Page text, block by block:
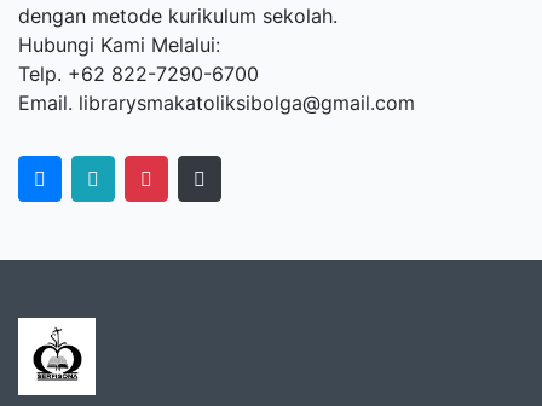
dengan metode kurikulum sekolah.
Hubungi Kami Melalui:
Telp. +62 822-7290-6700
Email. librarysmakatoliksibolga@gmail.com